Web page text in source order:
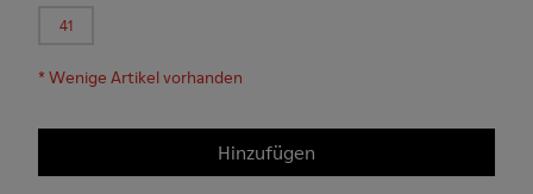
41
*Wenige Artikel vorhanden
Hinzufügen